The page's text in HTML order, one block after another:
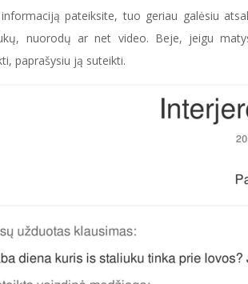
pateiksite, tuo geriau galėsiu
nuorodų ar net video. Beje, jeigu
paprašysiu ją suteikti.